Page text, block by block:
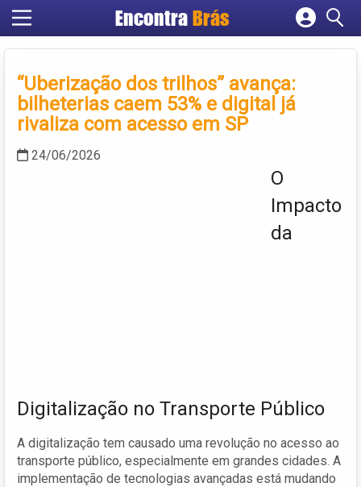
Encontra Brás
Cadastrar empresa
Criar conta
“Uberização dos trilhos” avança:
bilheterias caem 53% e digital já
rivaliza com acesso em SP
24/06/2026
O
Impacto
da
Digitalização no Transporte Público
A digitalização tem causado uma revolução no acesso ao
transporte público, especialmente em grandes cidades. A
implementação de tecnologias avançadas está mudando